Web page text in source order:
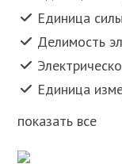
Единица
Делимость
Единица
показать все